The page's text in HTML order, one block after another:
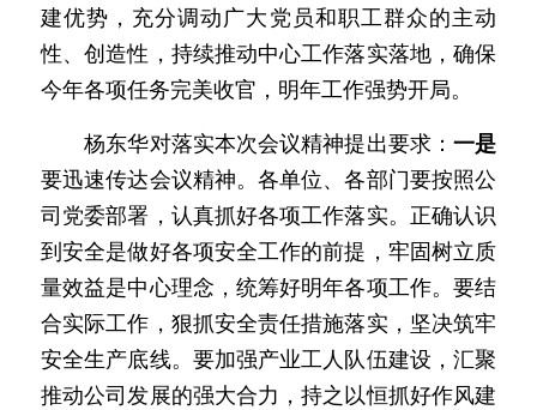
建优势，充分调动广大党员和职工群众的主动
性、创造性，持续推动中心工作落实落地，确保
今年各项任务完美收官，明年工作强势开局。
杨东华对落实本次会议精神提出要求： 一是
要迅速传达会议精神。 各单位、各部门要按照公
司党委部署，认真抓好各项工作落实。正确认识
到安全是做好各项安全工作的前提，牢固树立质
量效益是中心理念，统筹好明年各项工作。要结
合实际工作，狠抓安全责任措施落实，坚决筑牢
安全生产底线。要加强产业工人队伍建设，汇聚
推动公司发展的强大合力，持之以恒抓好作风建